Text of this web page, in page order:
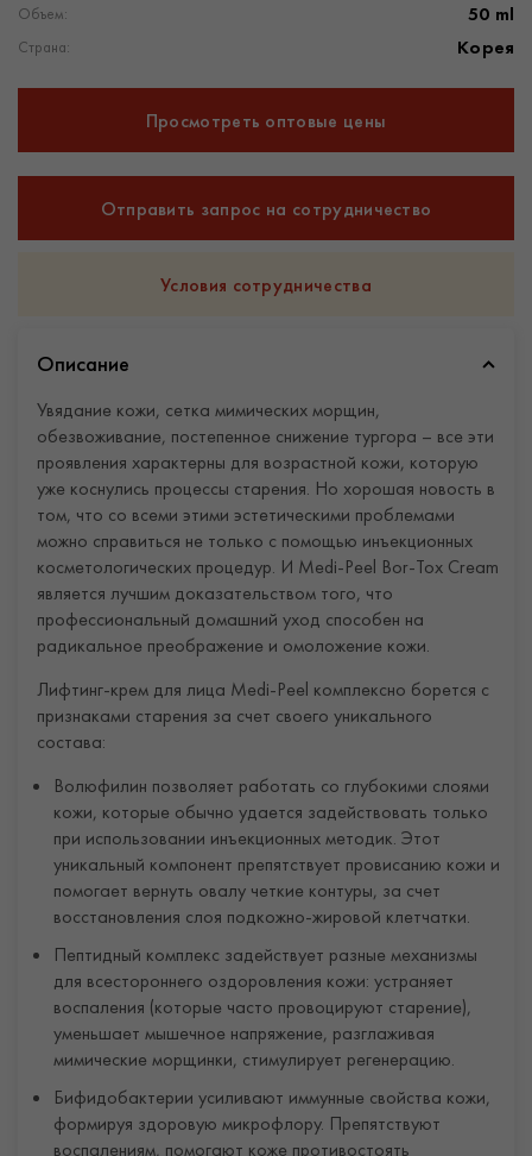
Объем: 50 ml
Страна: Корея
Просмотреть оптовые цены
Отправить запрос на сотрудничество
Условия сотрудничества
Описание
Увядание кожи, сетка мимических морщин,
обезвоживание, постепенное снижение тургора – все эти
проявления характерны для возрастной кожи, которую
уже коснулись процессы старения. Но хорошая новость в
том, что со всеми этими эстетическими проблемами
можно справиться не только с помощью инъекционных
косметологических процедур. И Medi-Peel Bor-Tox Cream
является лучшим доказательством того, что
профессиональный домашний уход способен на
радикальное преображение и омоложение кожи.
Лифтинг-крем для лица Medi-Peel комплексно борется с
признаками старения за счет своего уникального
состава:
Волюфилин позволяет работать со глубокими слоями
кожи, которые обычно удается задействовать только
при использовании инъекционных методик. Этот
уникальный компонент препятствует провисанию кожи и
помогает вернуть овалу четкие контуры, за счет
восстановления слоя подкожно-жировой клетчатки.
Пептидный комплекс задействует разные механизмы
для всестороннего оздоровления кожи: устраняет
воспаления (которые часто провоцируют старение),
уменьшает мышечное напряжение, разглаживая
мимические морщинки, стимулирует регенерацию.
Бифидобактерии усиливают иммунные свойства кожи,
формируя здоровую микрофлору. Препятствуют
воспалениям, помогают коже противостоять